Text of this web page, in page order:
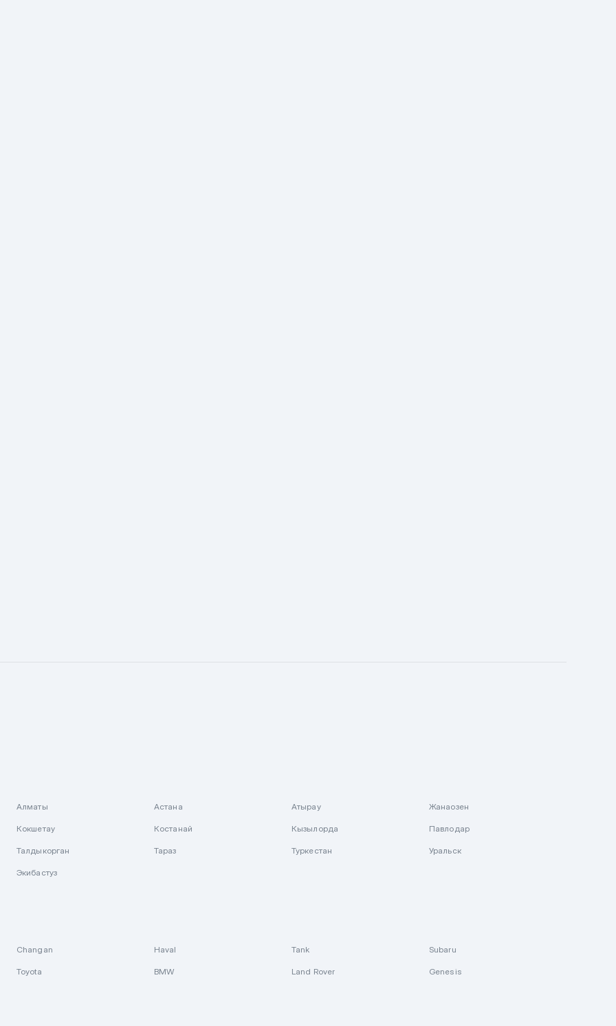
Алматы Астана Атырау Жанаозен
Кокшетау Костанай Кызылорда Павлодар
Талдыкорган Тараз Туркестан Уральск
Экибастуз
Changan Haval Tank Subaru
Toyota BMW Land Rover Genesis